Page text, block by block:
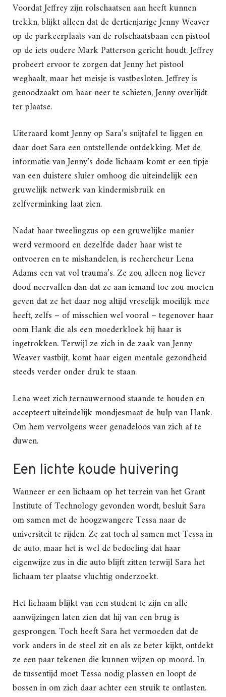
Voordat Jeffrey zijn rolschaatsen aan heeft kunnen
trekkn, blijkt alleen dat de dertienjarige Jenny Weaver
op de parkeerplaats van de rolschaatsbaan een pistool
op de iets oudere Mark Patterson gericht houdt. Jeffrey
probeert ervoor te zorgen dat Jenny het pistool
weghaalt, maar het meisje is vastbesloten. Jeffrey is
genoodzaakt om haar neer te schieten, Jenny overlijdt
ter plaatse.
Uiteraard komt Jenny op Sara’s snijtafel te liggen en
daar doet Sara een ontstellende ontdekking. Met de
informatie van Jenny’s dode lichaam komt er een tipje
van een duistere sluier omhoog die uiteindelijk een
gruwelijk netwerk van kindermisbruik en
zelfverminking laat zien.
Nadat haar tweelingzus op een gruwelijke manier
werd vermoord en dezelfde dader haar wist te
ontvoeren en te mishandelen, is rechercheur Lena
Adams een vat vol trauma’s. Ze zou alleen nog liever
dood neervallen dan dat ze aan iemand toe zou moeten
geven dat ze het daar nog altijd vreselijk moeilijk mee
heeft, zelfs – of misschien wel vooral – tegenover haar
oom Hank die als een moederkloek bij haar is
ingetrokken. Terwijl ze zich in de zaak van Jenny
Weaver vastbijt, komt haar eigen mentale gezondheid
steeds verder onder druk te staan.
Lena weet zich ternauwernood staande te houden en
accepteert uiteindelijk mondjesmaat de hulp van Hank.
Om hem vervolgens weer genadeloos van zich af te
duwen.
Een lichte koude huivering
Wanneer er een lichaam op het terrein van het Grant
Institute of Technology gevonden wordt, besluit Sara
om samen met de hoogzwangere Tessa naar de
universiteit te rijden. Ze zat toch al samen met Tessa in
de auto, maar het is wel de bedoeling dat haar
eigenwijze zus in die auto blijft zitten terwijl Sara het
lichaam ter plaatse vluchtig onderzoekt.
Het lichaam blijkt van een student te zijn en alle
aanwijzingen laten zien dat hij van een brug is
gesprongen. Toch heeft Sara het vermoeden dat de
vork anders in de steel zit en als ze beter kijkt, ontdekt
ze een paar tekenen die kunnen wijzen op moord. In
de tussentijd moet Tessa nodig plassen en loopt de
bossen in om zich daar achter een struik te ontlasten.